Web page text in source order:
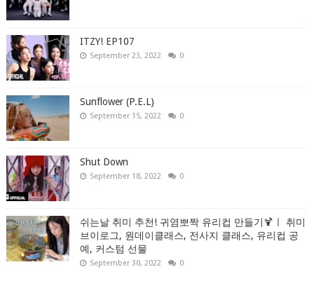
ITZY! EP107
September 23, 2022 0
Sunflower (P.E.L)
September 15, 2022 0
Shut Down
September 18, 2022 0
쉬는날 취미 추천! 귀염뽀짝 유리컵 만들기🍹ㅣ 취미
브이로그, 원데이클래스, 전사지 클래스, 유리컵 공
예, 커스텀 선물
September 30, 2022 0